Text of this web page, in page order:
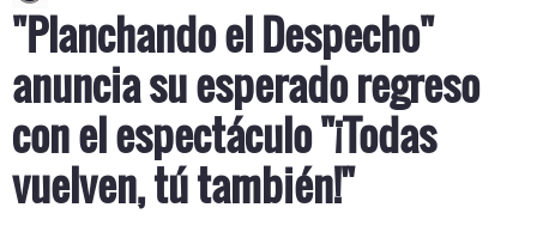
"Planchando el Despecho"
anuncia su esperado regreso
con el espectáculo "¡Todas
vuelven, tú también!"